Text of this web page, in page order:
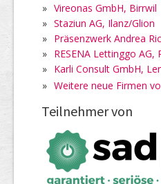
» Vireonas GmbH, Birrwil
» Staziun AG, Ilanz/Glion
» Präsenzwerk Andrea
» RESENA Lettinggo AG,
» Karli Consult GmbH,
» Weitere neue Firmen
Teilnehmer von